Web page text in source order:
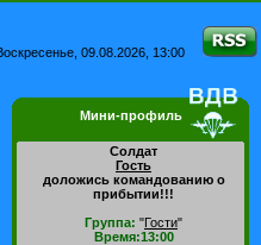
09.08.2026, 13:00
Мини-профиль
Солдат
Гость
доложись командованию о
прибытии!!!
Группа: "Гости"
Время:13:00